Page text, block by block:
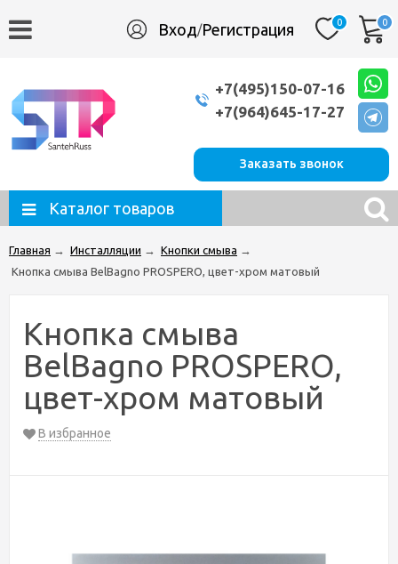
Вход/Регистрация 0 0
+7(495)150-07-16
+7(964)645-17-27
Заказать звонок
Каталог товаров
Главная → Инсталляции → Кнопки смыва →
Кнопка смыва BelBagno PROSPERO, цвет-хром матовый
Кнопка смыва
BelBagno PROSPERO,
цвет-хром матовый
В избранное